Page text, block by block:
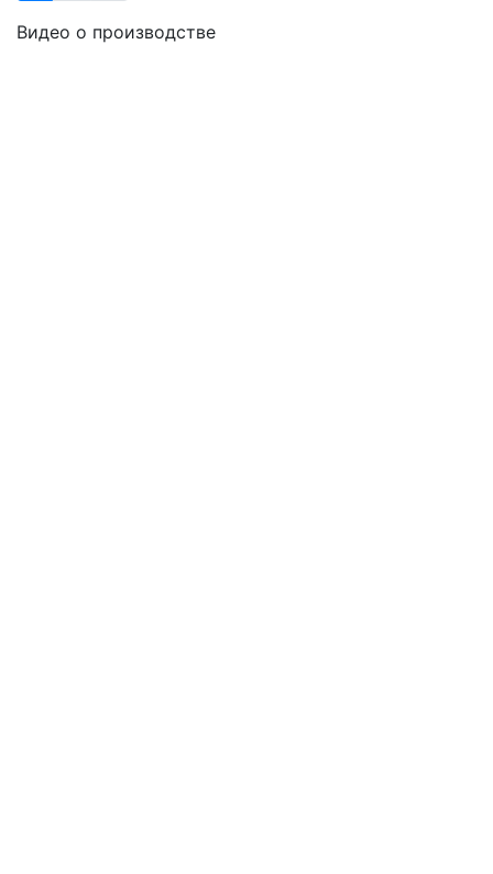
Видео о производстве